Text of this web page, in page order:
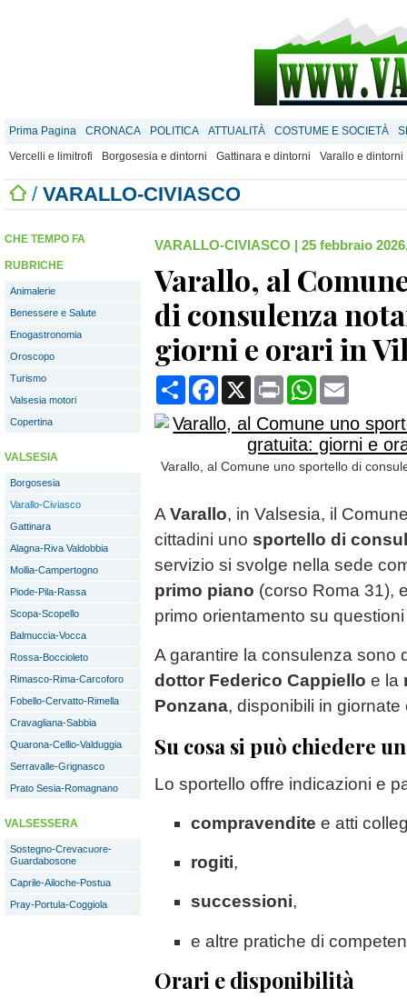
Prima Pagina CRONACA POLITICA ATTUALITÀ COSTUME E SOCIETÀ
Vercelli e limitrofi
Borgosesia e dintorni Gattinara e dintorni Varallo e dintorni
/ VARALLO-CIVIASCO
CHE TEMPO FA
RUBRICHE
Animalerie
Benessere e Salute
Enogastronomia
Oroscopo
Turismo
Valsesia motori
Copertina
VALSESIA
Borgosesia
Varallo-Civiasco
Gattinara
Alagna-Riva Valdobbia
Mollia-Campertogno
Piode-Pila-Rassa
Scopa-Scopello
Balmuccia-Vocca
Rossa-Boccioleto
Rimasco-Rima-Carcoforo
Fobello-Cervatto-Rimella
Cravagliana-Sabbia
Quarona-Cellio-Valduggia
Serravalle-Grignasco
Prato Sesia-Romagnano
VALSESSERA
Sostegno-Crevacuore-
Guardabosone
Caprile-Ailoche-Postua
Pray-Portula-Coggiola
VARALLO-CIVIASCO | 25 febbraio
Varallo, al
di consulenza
giorni e orari in
CondividiFacebook
X Print WhatsApp
Varallo, al Comune uno sportello di
A Varallo, in Valsesia, il
cittadini uno sportello di
servizio si svolge nella sede
primo piano (corso Roma 31),
primo orientamento su
A garantire la consulenza sono
dottor Federico Cappiello e la
Ponzana, disponibili in
Su cosa si può chiedere
Lo sportello offre indicazioni e
compravendite e atti
rogiti,
successioni,
e altre pratiche di
Orari e disponibilità